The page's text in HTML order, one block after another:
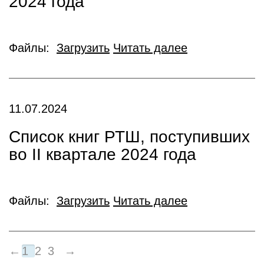
Файлы: Загрузить Читать далее
11.07.2024
Список книг РТШ, поступивших
во II квартале 2024 года
Файлы: Загрузить Читать далее
← 1 2 3 →